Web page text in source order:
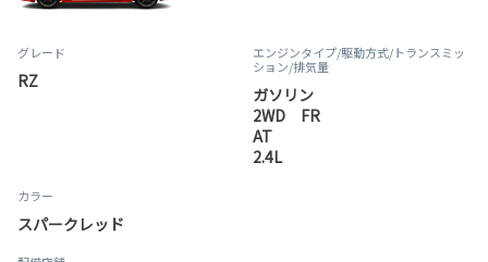
グレード
RZ
エンジンタイプ/駆動方式/トランスミッ
ション/排気量
ガソリン
2WD FR
AT
2.4L
カラー
スパークレッド